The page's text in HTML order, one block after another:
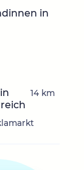
in
14 km